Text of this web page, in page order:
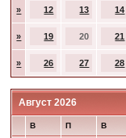
» 12 13 14
» 19 20 21
» 26 27 28
Август 2026
В П В